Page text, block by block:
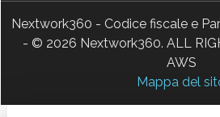
Nextwork360 - Codice fiscale e
- © 2026 Nextwork360. ALL
AWS
Mappa del